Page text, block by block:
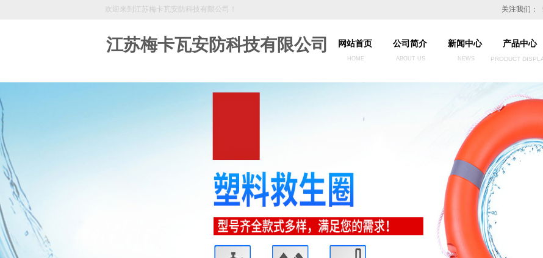
网站首页 公司简介 新闻中心 产品中心
欢迎来到江苏梅卡瓦安防科技有限公司！ 关注我们：
HOME ABOUT US NEWS PRODUCT
江苏梅卡瓦安防科技有限公司
18361139333